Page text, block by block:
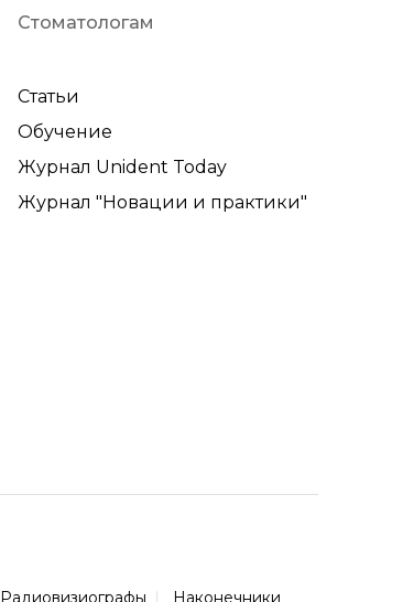
Стоматологам
Статьи
Обучение
Журнал Unident Today
Журнал "Новации и практики"
Радиовизиографы Наконечники